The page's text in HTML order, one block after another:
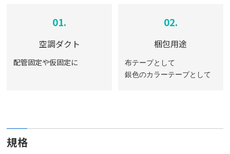
01.
空調ダクト
配管固定や仮固定に
02.
梱包用途
布テープとして
銀色のカラーテープとして
規格